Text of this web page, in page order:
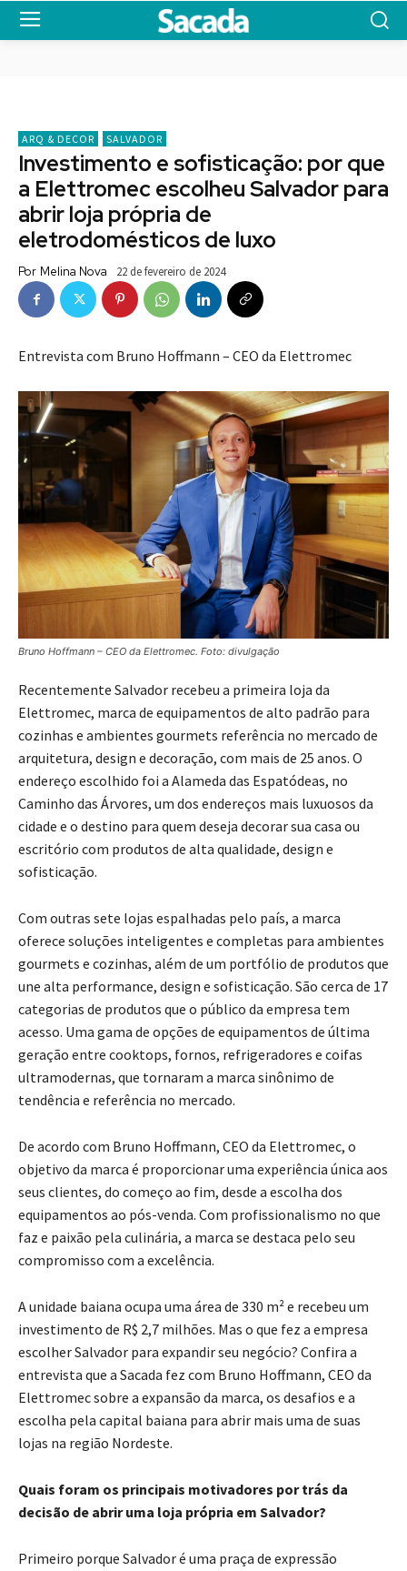
ARQ & DECOR SALVADOR
Investimento e sofisticação: por que
a Elettromec escolheu Salvador para
abrir loja própria de
eletrodomésticos de luxo
Por Melina Nova 22 de fevereiro de 2024
Entrevista com Bruno Hoffmann – CEO da Elettromec
Bruno Hoffmann – CEO da Elettromec. Foto: divulgação
Recentemente Salvador recebeu a primeira loja da
Elettromec, marca de equipamentos de alto padrão para
cozinhas e ambientes gourmets referência no mercado de
arquitetura, design e decoração, com mais de 25 anos. O
endereço escolhido foi a Alameda das Espatódeas, no
Caminho das Árvores, um dos endereços mais luxuosos da
cidade e o destino para quem deseja decorar sua casa ou
escritório com produtos de alta qualidade, design e
sofisticação.
Com outras sete lojas espalhadas pelo país, a marca
oferece soluções inteligentes e completas para ambientes
gourmets e cozinhas, além de um portfólio de produtos que
une alta performance, design e sofisticação. São cerca de 17
categorias de produtos que o público da empresa tem
acesso. Uma gama de opções de equipamentos de última
geração entre cooktops, fornos, refrigeradores e coifas
ultramodernas, que tornaram a marca sinônimo de
tendência e referência no mercado.
De acordo com Bruno Hoffmann, CEO da Elettromec, o
objetivo da marca é proporcionar uma experiência única aos
seus clientes, do começo ao fim, desde a escolha dos
equipamentos ao pós-venda. Com profissionalismo no que
faz e paixão pela culinária, a marca se destaca pelo seu
compromisso com a excelência.
A unidade baiana ocupa uma área de 330 m² e recebeu um
investimento de R$ 2,7 milhões. Mas o que fez a empresa
escolher Salvador para expandir seu negócio? Confira a
entrevista que a Sacada fez com Bruno Hoffmann, CEO da
Elettromec sobre a expansão da marca, os desafios e a
escolha pela capital baiana para abrir mais uma de suas
lojas na região Nordeste.
Quais foram os principais motivadores por trás da
decisão de abrir uma loja própria em Salvador?
Primeiro porque Salvador é uma praça de expressão